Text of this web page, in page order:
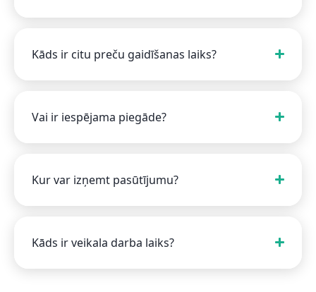
Kāds ir citu preču gaidīšanas laiks?
Vai ir iespējama piegāde?
Kur var izņemt pasūtījumu?
Kāds ir veikala darba laiks?